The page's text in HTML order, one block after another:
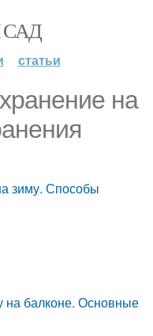
статьи
на
зиму. Способы
на балконе. Основные